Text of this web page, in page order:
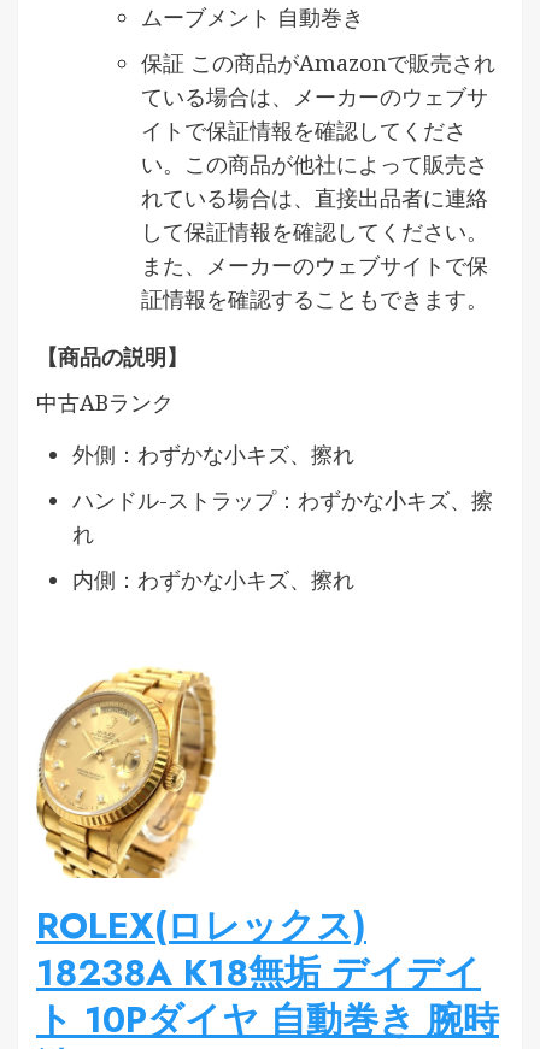
ムーブメント 自動巻き
保証 この商品がAmazonで販売され
ている場合は、メーカーのウェブサ
イトで保証情報を確認してくださ
い。この商品が他社によって販売さ
れている場合は、直接出品者に連絡
して保証情報を確認してください。
また、メーカーのウェブサイトで保
証情報を確認することもできます。
【商品の説明】
中古ABランク
外側：わずかな小キズ、擦れ
ハンドル-ストラップ：わずかな小キズ、擦
れ
内側：わずかな小キズ、擦れ
ROLEX(ロレックス)
18238A K18無垢 デイデイ
ト 10Pダイヤ 自動巻き 腕時